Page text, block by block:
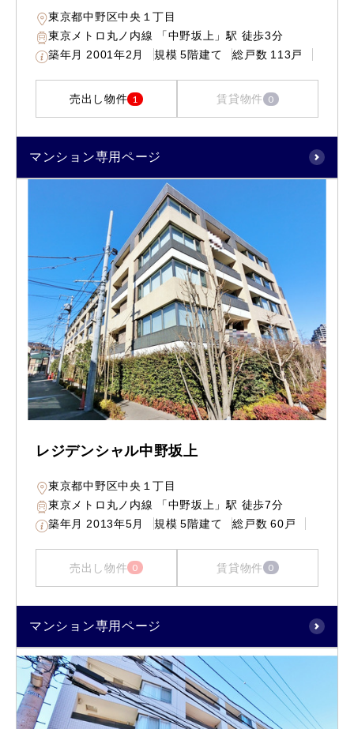
東京都中野区中央１丁目
東京メトロ丸ノ内線 「中野坂上」駅 徒歩3分
築年月 2001年2月 規模 5階建て 総戸数 113戸
売出し物件 1 賃貸物件 0
マンション専用ページ
レジデンシャル中野坂上
東京都中野区中央１丁目
東京メトロ丸ノ内線 「中野坂上」駅 徒歩7分
築年月 2013年5月 規模 5階建て 総戸数 60戸
売出し物件 0 賃貸物件 0
マンション専用ページ